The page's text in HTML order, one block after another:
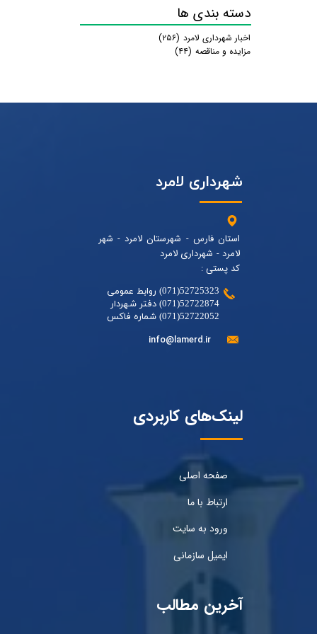
دسته بندی ها
اخبار شهرداری لامرد (۲۵۶)
مزایده و مناقصه (۴۴)
شهرداری لامرد
استان فارس - شهرستان لامرد - شهر
لامرد - شهرداری لامرد
کد پستی :
52725323(071) روابط عمومی
52722874(071) دفتر شهردار
52722052(071) شماره فاکس
info@lamerd.ir
لینک‌های کاربردی
صفحه اصلی
ارتباط با ما
ورود به سایت
ایمیل سازمانی
آخرین مطالب